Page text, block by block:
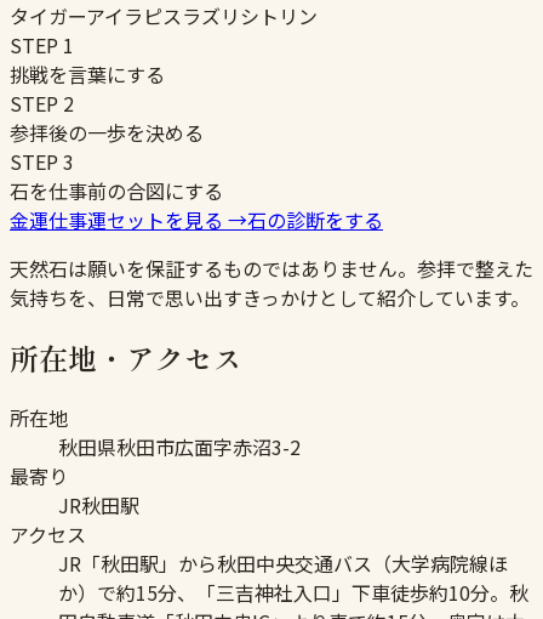
タイガーアイラピスラズリ シトリン
STEP 1
挑戦を言葉にする
STEP 2
参拝後の一歩を決める
STEP3
石を仕事前の合図にする
金運仕事運セットを見る →石の診断をする
天然石は願いを保証するものではありません。参拝で整えた
気持ちを、日常で思い出すきっかけとして紹介しています。
所在地・アクセス
所在地
秋田県秋田市広面字赤沼3-2
最寄り
JR秋田駅
アクセス
JR「秋田駅」から秋田中央交通バス（大学病院線ほ
か）で約15分、「三吉神社入口」下車徒歩約10分。秋